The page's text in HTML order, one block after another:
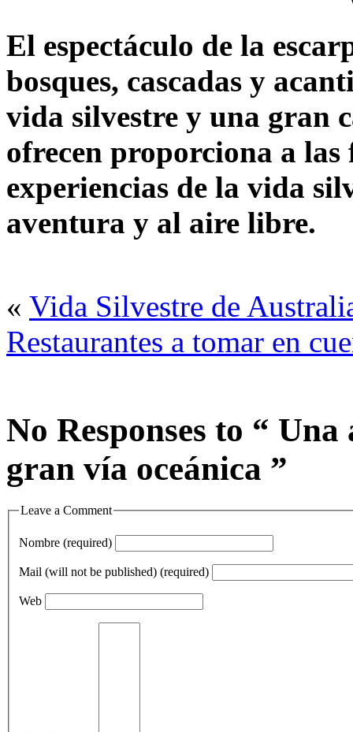
El espectáculo de la
bosques, cascadas y
vida silvestre y una gran
ofrecen proporciona a
experiencias de la vida
aventura y al aire libre.
« Vida Silvestre de
Restaurantes a tomar en
No Responses to “
gran vía oceánica ”
Leave a Comment
Nombre (required)
Mail (will not be published) (required)
Web